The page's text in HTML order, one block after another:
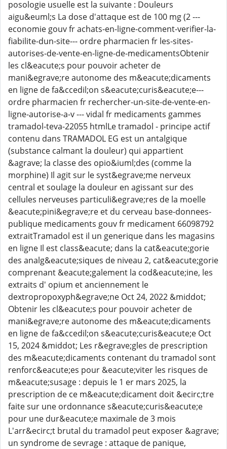
posologie usuelle est la suivante : Douleurs
aigu&euml;s La dose d'attaque est de 100 mg (2 ---
economie gouv fr achats-en-ligne-comment-verifier-la-
fiabilite-dun-site--- ordre pharmacien fr les-sites-
autorises-de-vente-en-ligne-de-medicamentsObtenir
les cl&eacute;s pour pouvoir acheter de
mani&egrave;re autonome des m&eacute;dicaments
en ligne de fa&ccedil;on s&eacute;curis&eacute;e---
ordre pharmacien fr rechercher-un-site-de-vente-en-
ligne-autorise-a-v --- vidal fr medicaments gammes
tramadol-teva-22055 htmlLe tramadol - principe actif
contenu dans TRAMADOL EG est un antalgique
(substance calmant la douleur) qui appartient
&agrave; la classe des opio&iuml;des (comme la
morphine) Il agit sur le syst&egrave;me nerveux
central et soulage la douleur en agissant sur des
cellules nerveuses particuli&egrave;res de la moelle
&eacute;pini&egrave;re et du cerveau base-donnees-
publique medicaments gouv fr medicament 66098792
extraitTramadol est il un generique dans les magasins
en ligne Il est class&eacute; dans la cat&eacute;gorie
des analg&eacute;siques de niveau 2, cat&eacute;gorie
comprenant &eacute;galement la cod&eacute;ine, les
extraits d' opium et anciennement le
dextropropoxyph&egrave;ne Oct 24, 2022 &middot;
Obtenir les cl&eacute;s pour pouvoir acheter de
mani&egrave;re autonome des m&eacute;dicaments
en ligne de fa&ccedil;on s&eacute;curis&eacute;e Oct
15, 2024 &middot; Les r&egrave;gles de prescription
des m&eacute;dicaments contenant du tramadol sont
renforc&eacute;es pour &eacute;viter les risques de
m&eacute;susage : depuis le 1 er mars 2025, la
prescription de ce m&eacute;dicament doit &ecirc;tre
faite sur une ordonnance s&eacute;curis&eacute;e
pour une dur&eacute;e maximale de 3 mois
L'arr&ecirc;t brutal du tramadol peut exposer &agrave;
un syndrome de sevrage : attaque de panique,